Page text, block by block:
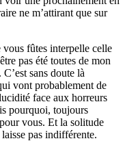
ne m’attirant que sur
vous fûtes interpelle celle
pas été toutes de mon
sans doute là
vont probablement de
face aux horreurs
pourquoi, toujours
vous. Et la solitude
pas indifférente.